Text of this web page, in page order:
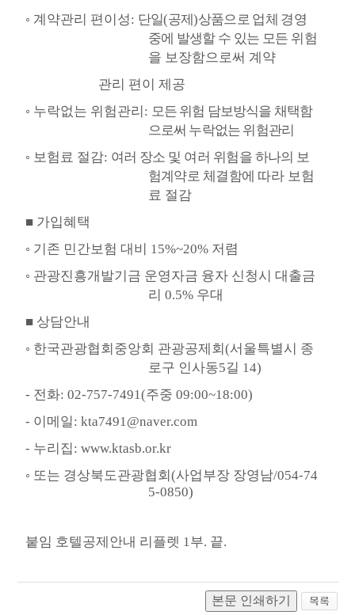
◦ 계약관리 편이성: 단일(공제)상품으로 업체 경영
중에 발생할 수 있는 모든 위험
을 보장함으로써 계약
관리 편이 제공
◦ 누락없는 위험관리 : 모든 위험 담보방식을 채택함
으로써 누락없는 위험관리
◦ 보험료 절감: 여러 장소 및 여러 위험을 하나의 보
험계약로 체결함에 따라 보험
료 절감
■ 가입혜택
◦ 기존 민간보험 대비 15%~20% 저렴
◦ 관광진흥개발기금 운영자금 융자 신청시 대출금
리 0.5% 우대
■ 상담안내
◦ 한국관광협회중앙회 관광공제회(서울특별시 종
로구 인사동5길 14)
- 전화: 02-757-7491(주중 09:00~18:00)
- 이메일 : kta7491@naver.com
- 누리집: www.ktasb.or.kr
◦ 또는 경상북도관광협회(사업부장 장영남/054-74
5-0850)
붙임 호텔공제안내 리플렛 1 부. 끝.
본문 인쇄하기